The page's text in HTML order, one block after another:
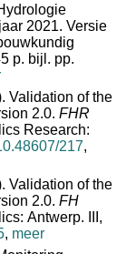
2021. Versie
p. bijl. pp.
Validation of the
2.0. FHR
Research:
217,
Validation of the
2.0. FH
Antwerp. III,
, meer